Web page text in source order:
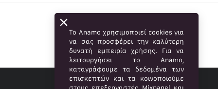
Το Anamo χρησιμοποιεί cookies για
να σας προσφέρει την καλύτερη
δυνατή εμπειρία χρήσης. Για να
λειτουργήσει το Anamo,
καταγράφουμε τα δεδομένα των
επισκεπτών και τα κοινοποιούμε